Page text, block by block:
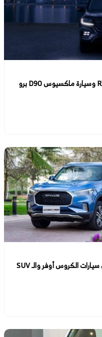
مقارنة شاملة بين سيارة ام جي RX8 2023 وسيارة ماكسيوس D90 برو
تعرف على إصدارات علامة ماكسيوس من سيارات الكروس أوفر والـ SUV